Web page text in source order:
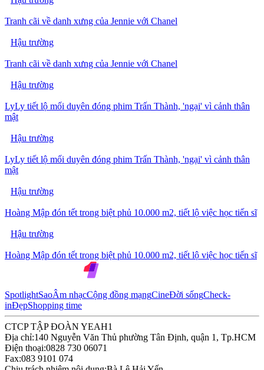
Tranh cãi về danh xưng của Jennie với Chanel
Hậu trường
Tranh cãi về danh xưng của Jennie với Chanel
Hậu trường
LyLy tiết lộ mối duyên đóng phim Trấn Thành, 'ngại' vì cảnh thân
mật
Hậu trường
LyLy tiết lộ mối duyên đóng phim Trấn Thành, 'ngại' vì cảnh thân
mật
Hậu trường
Hoàng Mập đón tết trong biệt phủ 10.000 m2, tiết lộ việc học tiến sĩ
Hậu trường
Hoàng Mập đón tết trong biệt phủ 10.000 m2, tiết lộ việc học tiến sĩ
SpotlightSaoÂm nhạcCộng đồng mạngCineĐời sốngCheck-
inĐẹpShopping time
CTCP TẬP ĐOÀN YEAH1
Địa chỉ:140 Nguyễn Văn Thủ phường Tân Định, quận 1, Tp.HCM
Điện thoại:0828 730 06071
Fax:083 9101 074